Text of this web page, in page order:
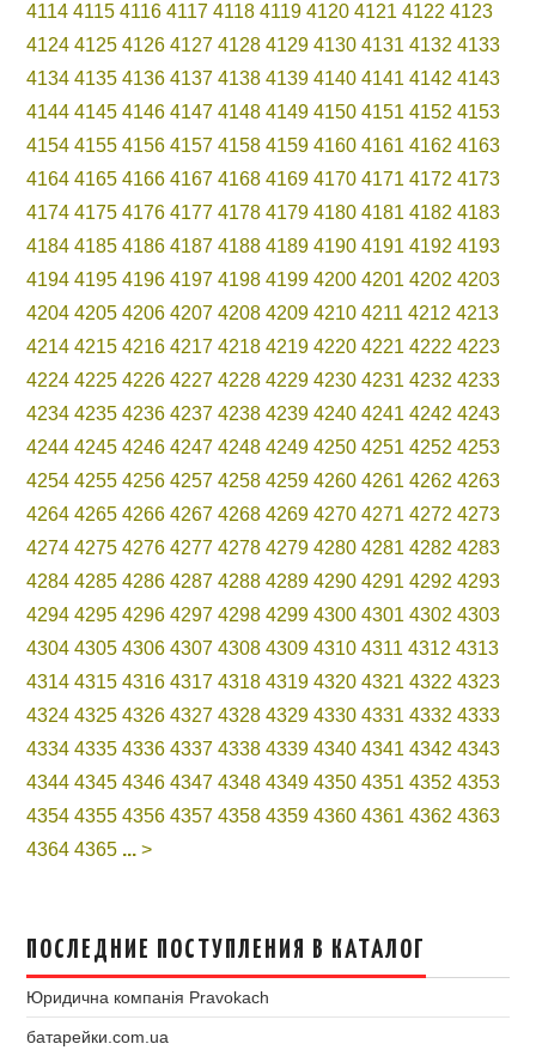
4114 4115 4116 4117 4118 4119 4120 4121 4122 4123
4124 4125 4126 4127 4128 4129 4130 4131 4132 4133
4134 4135 4136 4137 4138 4139 4140 4141 4142 4143
4144 4145 4146 4147 4148 4149 4150 4151 4152 4153
4154 4155 4156 4157 4158 4159 4160 4161 4162 4163
4164 4165 4166 4167 4168 4169 4170 4171 4172 4173
4174 4175 4176 4177 4178 4179 4180 4181 4182 4183
4184 4185 4186 4187 4188 4189 4190 4191 4192 4193
4194 4195 4196 4197 4198 4199 4200 4201 4202 4203
4204 4205 4206 4207 4208 4209 4210 4211 4212 4213
4214 4215 4216 4217 4218 4219 4220 4221 4222 4223
4224 4225 4226 4227 4228 4229 4230 4231 4232 4233
4234 4235 4236 4237 4238 4239 4240 4241 4242 4243
4244 4245 4246 4247 4248 4249 4250 4251 4252 4253
4254 4255 4256 4257 4258 4259 4260 4261 4262 4263
4264 4265 4266 4267 4268 4269 4270 4271 4272 4273
4274 4275 4276 4277 4278 4279 4280 4281 4282 4283
4284 4285 4286 4287 4288 4289 4290 4291 4292 4293
4294 4295 4296 4297 4298 4299 4300 4301 4302 4303
4304 4305 4306 4307 4308 4309 4310 4311 4312 4313
4314 4315 4316 4317 4318 4319 4320 4321 4322 4323
4324 4325 4326 4327 4328 4329 4330 4331 4332 4333
4334 4335 4336 4337 4338 4339 4340 4341 4342 4343
4344 4345 4346 4347 4348 4349 4350 4351 4352 4353
4354 4355 4356 4357 4358 4359 4360 4361 4362 4363
4364 4365 ... >
ПОСЛЕДНИЕ ПОСТУПЛЕНИЯ В КАТАЛОГ
Юридична компанія Pravokach
батарейки.com.ua